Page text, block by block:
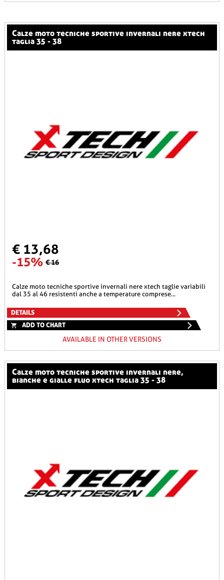
calze moto tecniche sportive invernali nere xtech
taglia 35 - 38
€ 13,68
-15% € 16
calze moto tecniche sportive invernali nere xtech taglie variabili
dal 35 al 46 resistenti anche a temperature comprese...
DETAILS
ADD TO CHART
AVAILABLE IN OTHER VERSIONS
calze moto tecniche sportive invernali nere,
bianche e gialle fluo xtech taglia 35 - 38